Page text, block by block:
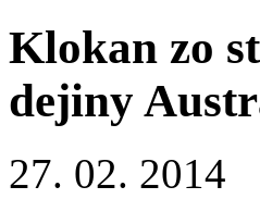
Klokan zo
dejiny
27. 02. 2014